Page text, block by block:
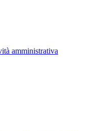
amministrativa